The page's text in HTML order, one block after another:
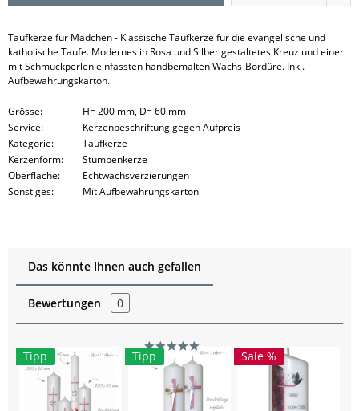
Taufkerze für Mädchen - Klassische Taufkerze für die evangelische und
katholische Taufe. Modernes in Rosa und Silber gestaltetes Kreuz und einer
mit Schmuckperlen einfassten handbemalten Wachs-Bordüre. Inkl.
Aufbewahrungskarton.
Grösse:
H= 200 mm, D= 60 mm
Service:
Kerzenbeschriftung gegen Aufpreis
Kategorie:
Taufkerze
Kerzenform:
Stumpenkerze
Oberfläche:
Echtwachsverzierungen
Sonstiges:
Mit Aufbewahrungskarton
Das könnte Ihnen auch gefallen
Bewertungen 0
Tipp Tipp Sale %